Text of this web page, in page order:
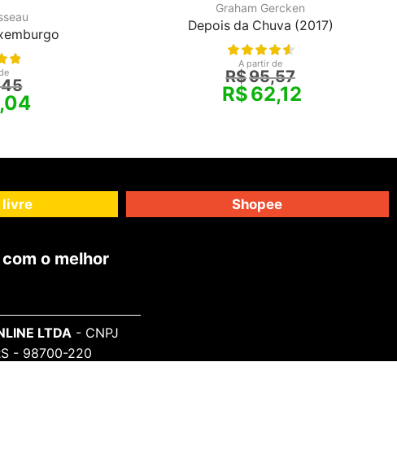
Graham Gercken
Depois da Chuva (2017)
A partir de
R$95,57
R$62,12
livre Shopee
o melhor
LTDA - CNPJ
- 98700-220